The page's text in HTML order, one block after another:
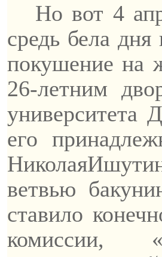
Но вот 4
средь бела
покушение на
26-летним
университета
его
Николая
ветвью
ставило
комиссии, «